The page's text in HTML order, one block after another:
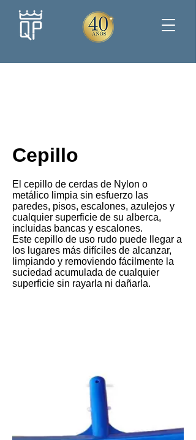
Cepillo
El cepillo de cerdas de Nylon o
metálico limpia sin esfuerzo las
paredes, pisos, escalones, azulejos y
cualquier superficie de su alberca,
incluidas bancas y escalones.
Este cepillo de uso rudo puede llegar a
los lugares más difíciles de alcanzar,
limpiando y removiendo fácilmente la
suciedad acumulada de cualquier
superficie sin rayarla ni dañarla.